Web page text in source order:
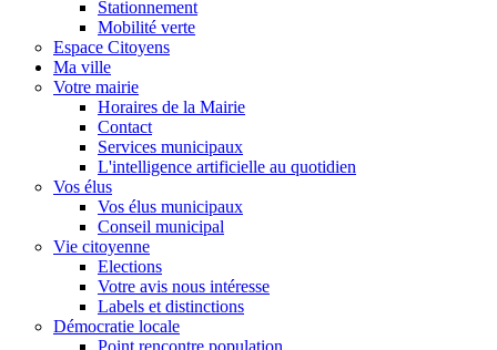
Stationnement
Mobilité verte
Espace Citoyens
Ma ville
Votre mairie
Horaires de la Mairie
Contact
Services municipaux
L'intelligence artificielle au quotidien
Vos élus
Vos élus municipaux
Conseil municipal
Vie citoyenne
Elections
Votre avis nous intéresse
Labels et distinctions
Démocratie locale